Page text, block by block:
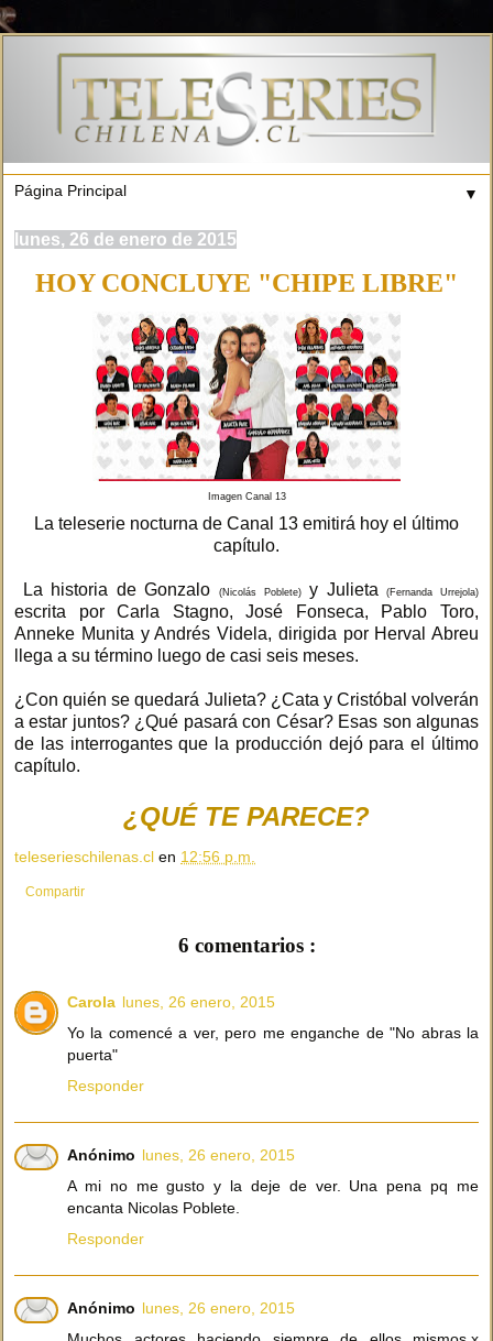
▼
lunes, 26 de enero de 2015
HOY CONCLUYE "CHIPE LIBRE"
Imagen Canal 13
La teleserie nocturna de Canal 13 emitirá hoy el último
capítulo.
La historia de Gonzalo (Nicolás Poblete)y Julieta(Fernanda Urrejola)
escrita por Carla Stagno, José Fonseca, Pablo Toro,
Anneke Munita y Andrés Videla, dirigida por Herval Abreu
llega a su término luego de casi seis meses.
¿Con quién se quedará Julieta? ¿Cata y Cristóbal volverán
a estar juntos? ¿Qué pasará con César? Esas son algunas
de las interrogantes que la producción dejó para el último
capítulo.
¿QUÉ TE PARECE?
teleserieschilenas.cl en 12:56 p.m.
Compartir
6 comentarios :
Carola lunes, 26 enero, 2015
Yo la comencé a ver, pero me enganche de "No abras la
puerta"
Responder
Anónimo lunes, 26 enero, 2015
A mi no me gusto y la deje de ver. Una pena pq me
encanta Nicolas Poblete.
Responder
Anónimo lunes, 26 enero, 2015